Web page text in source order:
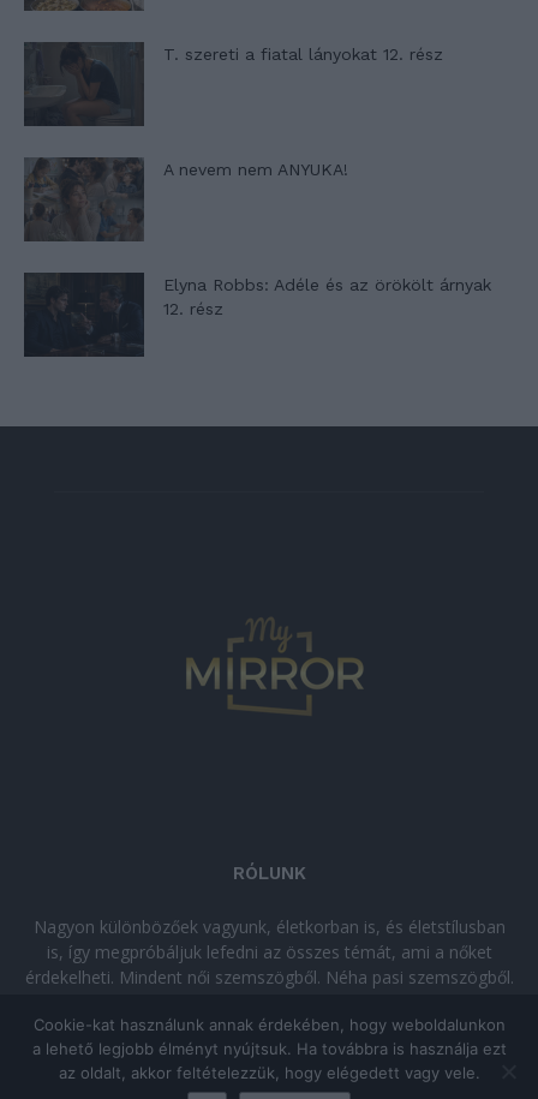
T. szereti a fiatal lányokat 12. rész
A nevem nem ANYUKA!
Elyna Robbs: Adéle és az örökölt árnyak
12. rész
RÓLUNK
Nagyon különbözőek vagyunk, életkorban is, és életstílusban
is, így megpróbáljuk lefedni az összes témát, ami a nőket
érdekelheti. Mindent női szemszögből. Néha pasi szemszögből.
kikapcsolódásra vágysz!
© Copyright 2026 - mymirror.huADATKEZELÉSI TÁJÉKOZTATÓ
Cookie-kat használunk annak érdekében, hogy weboldalunkon
a lehető legjobb élményt nyújtsuk. Ha továbbra is használja ezt
az oldalt, akkor feltételezzük, hogy elégedett vagy vele.